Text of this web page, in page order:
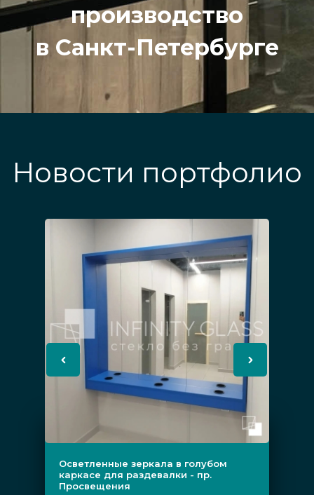
производство
в Санкт-Петербурге
Новости портфолио
Осветленные зеркала в голубом
каркасе для раздевалки - пр.
Просвещения